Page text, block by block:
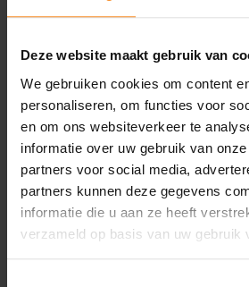
Deze website maakt gebruik van
We gebruiken cookies om content
personaliseren, om functies voor
en om ons websiteverkeer te
informatie over uw gebruik van
partners voor social media,
partners kunnen deze gegevens
informatie die u aan ze heeft
verzameld op basis van uw gebruik
Batterijduur |Tot 5 uur
Lichtsterkte |250 lumen